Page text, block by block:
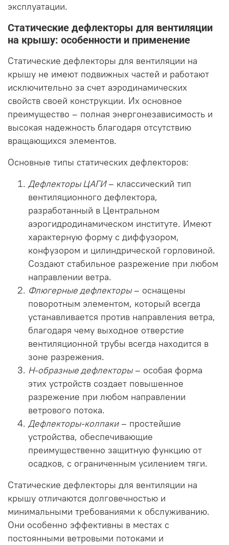
эксплуатации.
Статические дефлекторы для вентиляции
на крышу: особенности и применение
Статические дефлекторы для вентиляции на
крышу не имеют подвижных частей и работают
исключительно за счет аэродинамических
свойств своей конструкции. Их основное
преимущество – полная энергонезависимость и
высокая надежность благодаря отсутствию
вращающихся элементов.
Основные типы статических дефлекторов:
Дефлекторы ЦАГИ– классический тип
вентиляционного дефлектора,
разработанный в Центральном
аэрогидродинамическом институте. Имеют
характерную форму с диффузором,
конфузором и цилиндрической горловиной.
Создают стабильное разрежение при любом
направлении ветра.
Флюгерные дефлекторы– оснащены
поворотным элементом, который всегда
устанавливается против направления ветра,
благодаря чему выходное отверстие
вентиляционной трубы всегда находится в
зоне разрежения.
H-образные дефлекторы– особая форма
этих устройств создает повышенное
разрежение при любом направлении
ветрового потока.
Дефлекторы-колпаки– простейшие
устройства, обеспечивающие
преимущественно защитную функцию от
осадков, с ограниченным усилением тяги.
Статические дефлекторы для вентиляции на
крышу отличаются долговечностью и
минимальными требованиями к обслуживанию.
Они особенно эффективны в местах с
постоянными ветровыми потоками и